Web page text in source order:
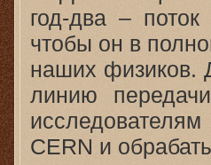
год-два –
чтобы он в
наших физиков.
линию
CERN и